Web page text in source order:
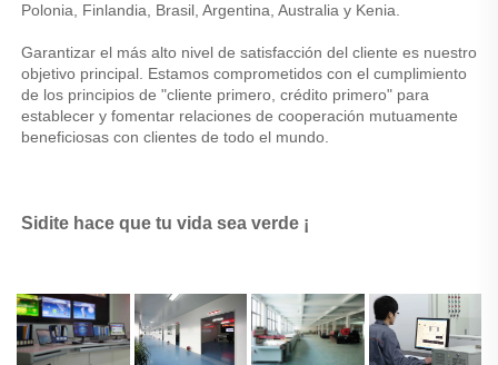
Polonia, Finlandia, Brasil, Argentina, Australia y Kenia.
Garantizar el más alto nivel de satisfacción del cliente es nuestro
objetivo principal. Estamos comprometidos con el cumplimiento
de los principios de "cliente primero, crédito primero" para
establecer y fomentar relaciones de cooperación mutuamente
beneficiosas con clientes de todo el mundo.
Sidite hace que tu vida sea verde ¡